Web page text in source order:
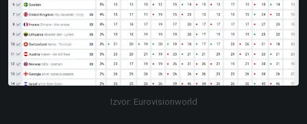
Izvor: Eurovisionworld